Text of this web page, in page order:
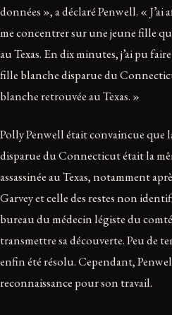
données », a déclaré Penwell. «
me concentrer sur une jeune fille
au Texas. En dix minutes, j’ai pu
fille blanche disparue du
blanche retrouvée au Texas. »
Polly Penwell était convaincue que
disparue du Connecticut était la
assassinée au Texas, notamment
Garvey et celle des restes non
bureau du médecin légiste du
transmettre sa découverte. Peu de
enfin été résolu. Cependant,
reconnaissance pour son travail.